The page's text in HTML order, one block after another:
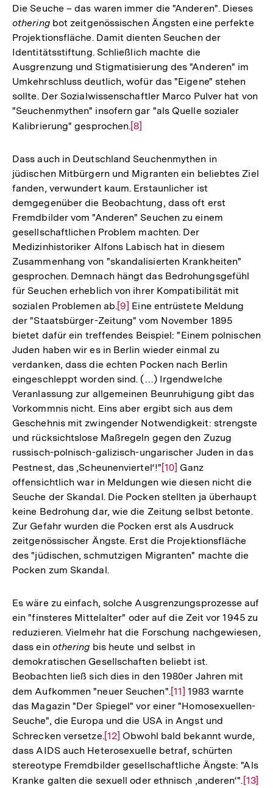
der
Fußnote
Die Seuche – das waren immer die "Anderen". Dieses
otheringbot zeitgenössischen Ängsten eine perfekte
Projektionsfläche. Damit dienten Seuchen der
Identitätsstiftung. Schließlich machte die
Ausgrenzung und Stigmatisierung des "Anderen" im
Umkehrschluss deutlich, wofür das "Eigene" stehen
sollte. Der Sozialwissenschaftler Marco Pulver hat von
"Seuchenmythen" insofern gar "als Quelle sozialer
Kalibrierung" gesprochen.Zur
der
Fußnote
[8]
Dass auch in Deutschland Seuchenmythen in
jüdischen Mitbürgern und Migranten ein beliebtes Ziel
fanden, verwundert kaum. Erstaunlicher ist
demgegenüber die Beobachtung, dass oft erst
Fremdbilder vom "Anderen" Seuchen zu einem
gesellschaftlichen Problem machten. Der
Medizinhistoriker Alfons Labisch hat in diesem
Zusammenhang von "skandalisierten Krankheiten"
gesprochen. Demnach hängt das Bedrohungsgefühl
für Seuchen erheblich von ihrer Kompatibilität mit
sozialen Problemen ab.Zur
Auflösung
der
Fußnote
[9] Eine entrüstete Meldung
der "Staatsbürger-Zeitung" vom November 1895
bietet dafür ein treffendes Beispiel: "Einem polnischen
Juden haben wir es in Berlin wieder einmal zu
verdanken, dass die echten Pocken nach Berlin
eingeschleppt worden sind. (…) Irgendwelche
Veranlassung zur allgemeinen Beunruhigung gibt das
Vorkommnis nicht. Eins aber ergibt sich aus dem
Geschehnis mit zwingender Notwendigkeit: strengste
und rücksichtslose Maßregeln gegen den Zuzug
russisch-polnisch-galizisch-ungarischer Juden in das
Pestnest, das ‚Scheunenviertel‘!"Zur
Auflösung
der
Fußnote
[10] Ganz
offensichtlich war in Meldungen wie diesen nicht die
Seuche der Skandal. Die Pocken stellten ja überhaupt
keine Bedrohung dar, wie die Zeitung selbst betonte.
Zur Gefahr wurden die Pocken erst als Ausdruck
zeitgenössischer Ängste. Erst die Projektionsfläche
des "jüdischen, schmutzigen Migranten" machte die
Pocken zum Skandal.
Es wäre zu einfach, solche Ausgrenzungsprozesse auf
ein "finsteres Mittelalter" oder auf die Zeit vor 1945 zu
reduzieren. Vielmehr hat die Forschung nachgewiesen,
dass ein othering bis heute und selbst in
demokratischen Gesellschaften beliebt ist.
Beobachten ließ sich dies in den 1980er Jahren mit
dem Aufkommen "neuer Seuchen".Zur
Auflösung
der
Fußnote
[11] 1983 warnte
das Magazin "Der Spiegel" vor einer "Homosexuellen-
Seuche", die Europa und die USA in Angst und
Schrecken versetze.Zur
Auflösung
der
Fußnote
[12] Obwohl bald bekannt wurde,
dass AIDS auch Heterosexuelle betraf, schürten
stereotype Fremdbilder gesellschaftliche Ängste: "Als
Kranke galten die sexuell oder ethnisch ‚anderen‘". Zur
[13]